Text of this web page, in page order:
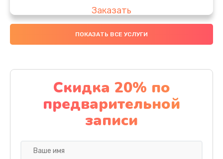
Заказать
Настройка
Заказать
Ремонт кнопки
1200 руб.
Заказать
ПОКАЗАТЬ ВСЕ УСЛУГИ
Скидка 20% по
предварительной
записи